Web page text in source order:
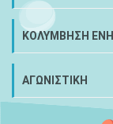
ΚΟΛΥΜΒΗΣΗ
ΑΓΩΝΙΣΤΙΚΗ